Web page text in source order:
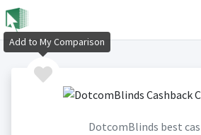
DotcomBlinds best
Add to My Comparison